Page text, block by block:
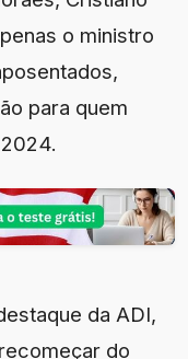
o ministro
para quem
da ADI,
do